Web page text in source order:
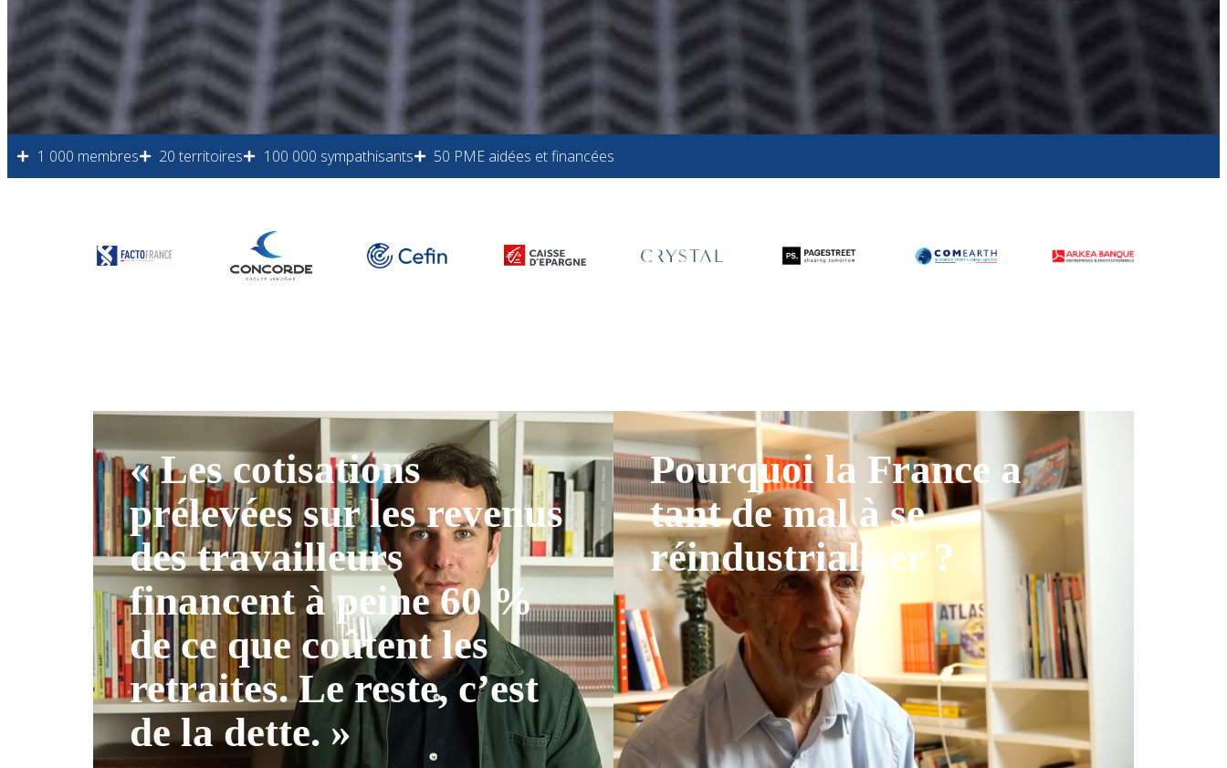
1 000 membres 20 territoires 100 000 sympathisants 50 PME aidées et financées
« Les cotisations
prélevées sur les revenus
des travailleurs
financent à peine 60 %
de ce que coûtent les
retraites. Le reste, c’est
de la dette. »
Pourquoi la France a
tant de mal à se
réindustrialiser ?